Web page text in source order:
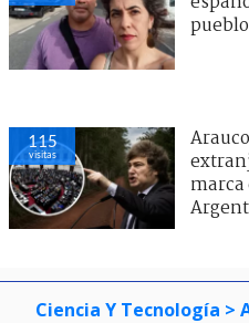
115
visitas
Ciencia Y Tecnología >